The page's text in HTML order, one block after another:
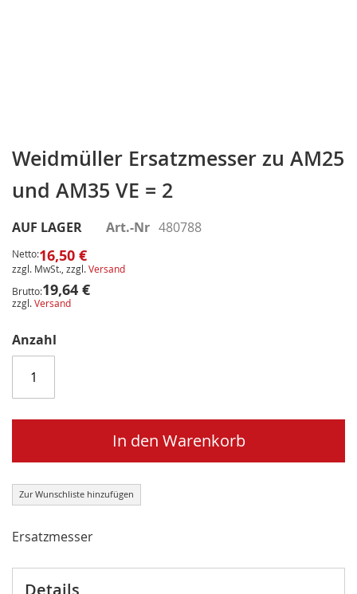
Weidmüller Ersatzmesser zu AM25
und AM35 VE = 2
AUF LAGER Art.-Nr 480788
Netto:16,50 €
zzgl. MwSt., zzgl.Versand
Brutto:19,64 €
zzgl.Versand
Anzahl
In den Warenkorb
Zur Wunschliste hinzufügen
Ersatzmesser
Anfang
der
Bildergalerie
Details